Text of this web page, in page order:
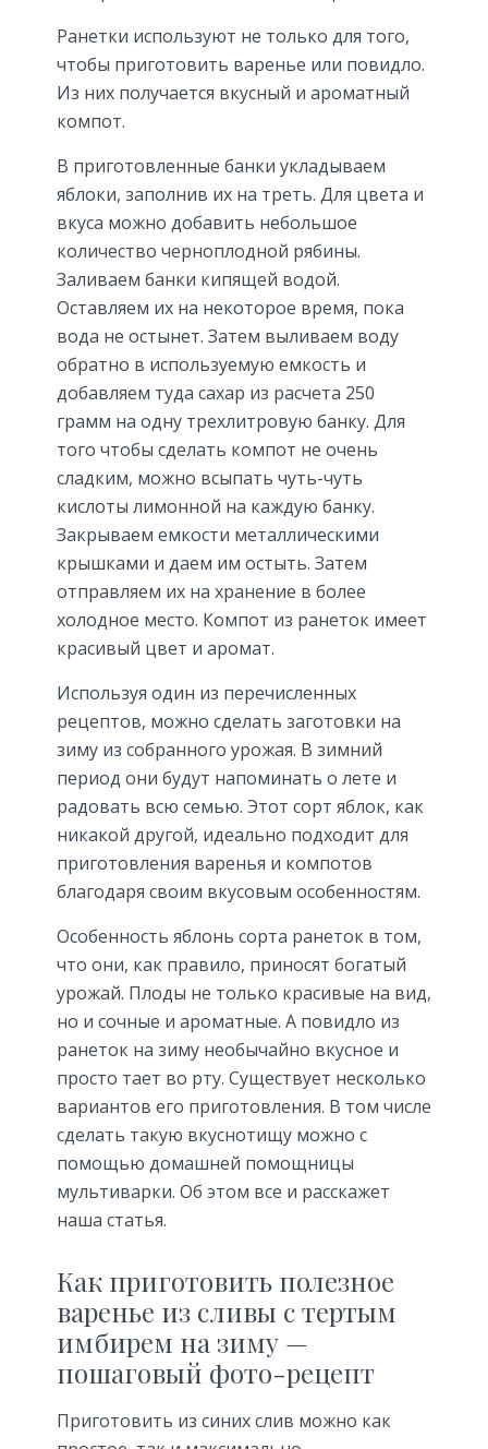
Ранетки используют не только для того,
чтобы приготовить варенье или повидло.
Из них получается вкусный и ароматный
компот.
В приготовленные банки укладываем
яблоки, заполнив их на треть. Для цвета и
вкуса можно добавить небольшое
количество черноплодной рябины.
Заливаем банки кипящей водой.
Оставляем их на некоторое время, пока
вода не остынет. Затем выливаем воду
обратно в используемую емкость и
добавляем туда сахар из расчета 250
грамм на одну трехлитровую банку. Для
того чтобы сделать компот не очень
сладким, можно всыпать чуть-чуть
кислоты лимонной на каждую банку.
Закрываем емкости металлическими
крышками и даем им остыть. Затем
отправляем их на хранение в более
холодное место. Компот из ранеток имеет
красивый цвет и аромат.
Используя один из перечисленных
рецептов, можно сделать заготовки на
зиму из собранного урожая. В зимний
период они будут напоминать о лете и
радовать всю семью. Этот сорт яблок, как
никакой другой, идеально подходит для
приготовления варенья и компотов
благодаря своим вкусовым особенностям.
Особенность яблонь сорта ранеток в том,
что они, как правило, приносят богатый
урожай. Плоды не только красивые на вид,
но и сочные и ароматные. А повидло из
ранеток на зиму необычайно вкусное и
просто тает во рту. Существует несколько
вариантов его приготовления. В том числе
сделать такую вкуснотищу можно с
помощью домашней помощницы
мультиварки. Об этом все и расскажет
наша статья.
Как приготовить полезное
варенье из сливы с тертым
имбирем на зиму —
пошаговый фото-рецепт
Приготовить из синих слив можно как